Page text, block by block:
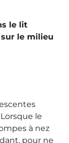
le lit
le milieu
le
à nez
pour ne